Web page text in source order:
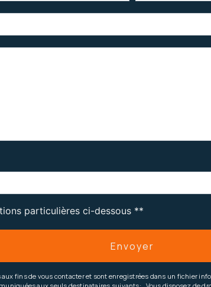
particulières ci-dessous **
Envoyer
fins de vous contacter et sont enregistrées dans un fichier